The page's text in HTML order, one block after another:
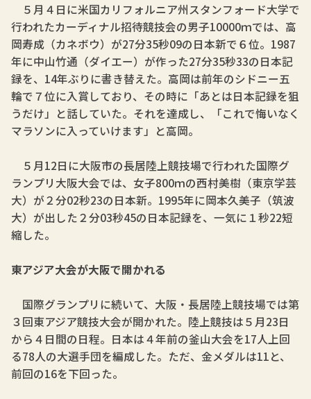
５月４日に米国カリフォルニア州スタンフォード大学で
行われたカーディナル招待競技会の男子10000ｍでは、高
岡寿成（カネボウ）が27分35秒09の日本新で６位。1987
年に中山竹通（ダイエー）が作った27分35秒33の日本記
録を、14年ぶりに書き替えた。高岡は前年のシドニー五
輪で７位に入賞しており、その時に「あとは日本記録を狙
うだけ」と話していた。それを達成し、「これで悔いなく
マラソンに入っていけます」と高岡。
５月12日に大阪市の長居陸上競技場で行われた国際グ
ランプリ大阪大会では、女子800ｍの西村美樹（東京学芸
大）が２分02秒23の日本新。1995年に岡本久美子（筑波
大）が出した２分03秒45の日本記録を、一気に１秒22短
縮した。
東アジア大会が大阪で開かれる
国際グランプリに続いて、大阪・長居陸上競技場では第
３回東アジア競技大会が開かれた。陸上競技は５月23日
から４日間の日程。日本は４年前の釜山大会を17人上回
る78人の大選手団を編成した。ただ、金メダルは11と、
前回の16を下回った。